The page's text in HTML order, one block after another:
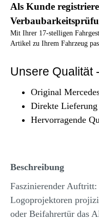
Als Kunde
Mit Ihrer 17-stelligen
Artikel zu Ihrem Fahrzeug
Unsere Qualität
Original
Direkte Lieferung
Hervorragende
Beschreibung
Faszinierender
Logoprojektoren
oder Beifahrertür das